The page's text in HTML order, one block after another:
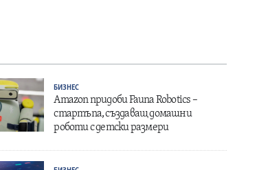
БИЗНЕС
Amazon придоби Fauna Robotics –
стартъпа, създаващ домашни
роботи с детски размери